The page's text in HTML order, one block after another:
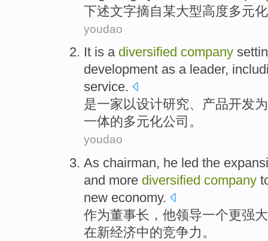
下述文字摘自某大型高度多元
youdao
It is a diversified company
development as a leader,
service.
是一家以设计研究、 产品开发为
一体的多元化公司 。
youdao
As chairman, he led the
and more diversified company
new economy.
作为董事长 ， 他领导一个更强大
在新经济中的竞争力 。